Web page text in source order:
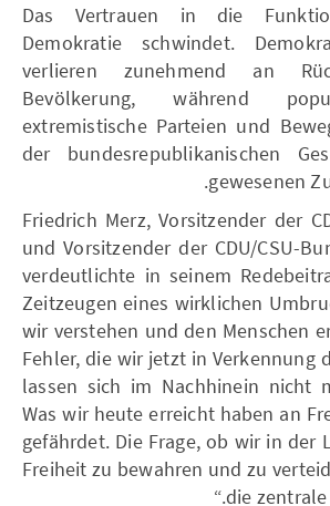
Das Vertrauen in die
Demokratie schwindet.
verlieren zunehmend an
Bevölkerung, während
extremistische Parteien und
der bundesrepublikanischen
gewesenen
Friedrich Merz, Vorsitzender der
und Vorsitzender der CDU/CSU-
verdeutlichte in seinem
Zeitzeugen eines wirklichen
wir verstehen und den Menschen
Fehler, die wir jetzt in Verkennung
lassen sich im Nachhinein nicht
Was wir heute erreicht haben an
gefährdet. Die Frage, ob wir in der
Freiheit zu bewahren und zu
die zentrale